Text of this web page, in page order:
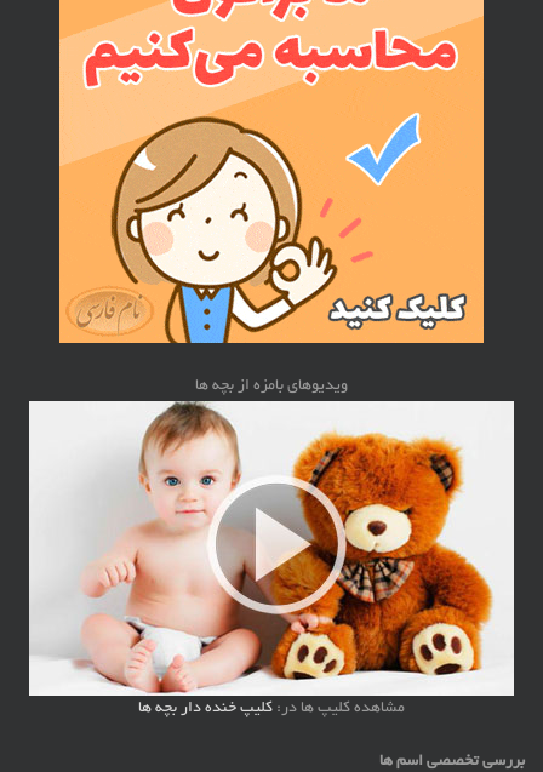
ویدیوهای بامزه از بچه ها
مشاهده کلیپ ها در: کلیپ خنده دار بچه ها
بررسی تخصصی اسم ها